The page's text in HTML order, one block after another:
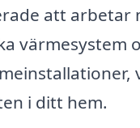
att arbetar
värmesystem
i ditt hem.